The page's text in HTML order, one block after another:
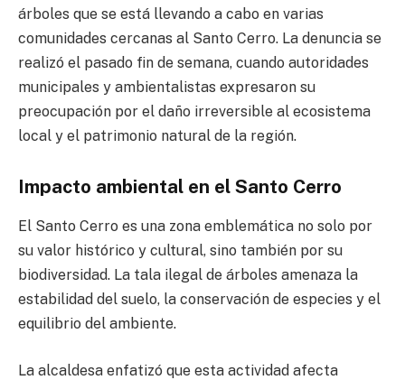
árboles que se está llevando a cabo en varias
comunidades cercanas al Santo Cerro. La denuncia se
realizó el pasado fin de semana, cuando autoridades
municipales y ambientalistas expresaron su
preocupación por el daño irreversible al ecosistema
local y el patrimonio natural de la región.
Impacto ambiental en el Santo Cerro
El Santo Cerro es una zona emblemática no solo por
su valor histórico y cultural, sino también por su
biodiversidad. La tala ilegal de árboles amenaza la
estabilidad del suelo, la conservación de especies y el
equilibrio del ambiente.
La alcaldesa enfatizó que esta actividad afecta